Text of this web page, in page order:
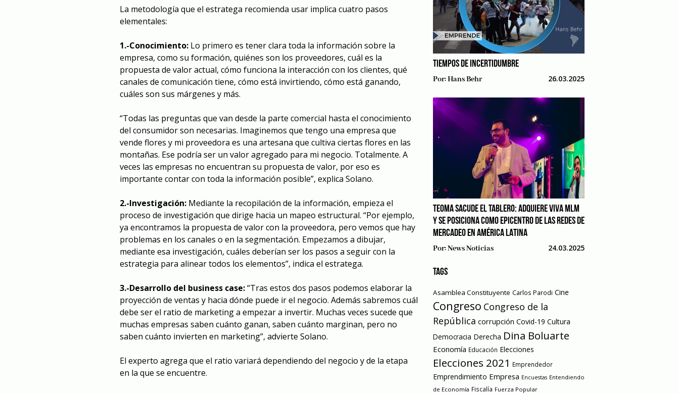
La metodología que el estratega recomienda usar implica cuatro pasos
elementales:
1.-Conocimiento: Lo primero es tener clara toda la información sobre la
empresa, como su formación, quiénes son los proveedores, cuál es la
propuesta de valor actual, cómo funciona la interacción con los clientes, qué
canales de comunicación tiene, cómo está invirtiendo, cómo está ganando,
cuáles son sus márgenes y más.
“Todas las preguntas que van desde la parte comercial hasta el conocimiento
del consumidor son necesarias. Imaginemos que tengo una empresa que
vende flores y mi proveedora es una artesana que cultiva ciertas flores en las
montañas. Ese podría ser un valor agregado para mi negocio. Totalmente. A
veces las empresas no encuentran su propuesta de valor, por eso es
importante contar con toda la información posible”, explica Solano.
2.-Investigación: Mediante la recopilación de la información, empieza el
proceso de investigación que dirige hacia un mapeo estructural. “Por ejemplo,
ya encontramos la propuesta de valor con la proveedora, pero vemos que hay
problemas en los canales o en la segmentación. Empezamos a dibujar,
mediante esa investigación, cuáles deberían ser los pasos a seguir con la
estrategia para alinear todos los elementos”, indica el estratega.
3.-Desarrollo del business case:“Tras estos dos pasos podemos elaborar la
proyección de ventas y hacia dónde puede ir el negocio. Además sabremos cuál
debe ser el ratio de marketing a empezar a invertir. Muchas veces sucede que
muchas empresas saben cuánto ganan, saben cuánto marginan, pero no
saben cuánto invierten en marketing”, advierte Solano.
El experto agrega que el ratio variará dependiendo del negocio y de la etapa
en la que se encuentre.
TIEMPOS DE INCERTIDUMBRE
Por:Hans Behr 26.03.2025
TEOMA SACUDE EL TABLERO: ADQUIERE VIVA MLM
Y SE POSICIONA COMO EPICENTRO DE LAS REDES DE
MERCADEO EN AMÉRICA LATINA
Por:News Noticias 24.03.2025
TAGS
Asamblea Constituyente Carlos Parodi Cine
Congreso Congreso de la
República corrupción Covid-19 Cultura
Democracia Derecha Dina Boluarte
Economía Educación Elecciones
Elecciones 2021 Emprendedor
Emprendimiento Empresa Encuestas Entendiendo
de Economía Fiscalía Fuerza Popular